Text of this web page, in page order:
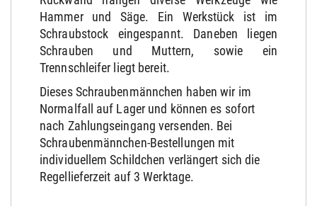
Hammer und Säge. Ein Werkstück ist im
Schraubstock eingespannt. Daneben liegen
Schrauben und Muttern, sowie ein
Trennschleifer liegt bereit.
Dieses Schraubenmännchen haben wir im
Normalfall auf Lager und können es sofort
nach Zahlungseingang versenden. Bei
Schraubenmännchen-Bestellungen mit
individuellem Schildchen verlängert sich die
Regellieferzeit auf 3 Werktage.